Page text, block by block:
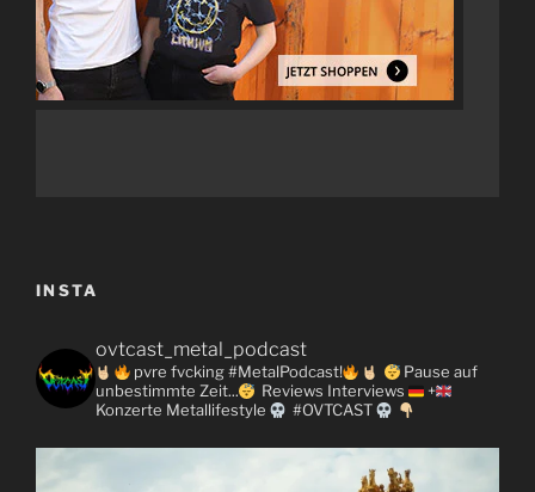
INSTA
ovtcast_metal_podcast
pvre fvcking #MetalPodcast!
Pause auf
unbestimmte Zeit...
Reviews Interviews
+
Konzerte Metallifestyle #OVTCAST